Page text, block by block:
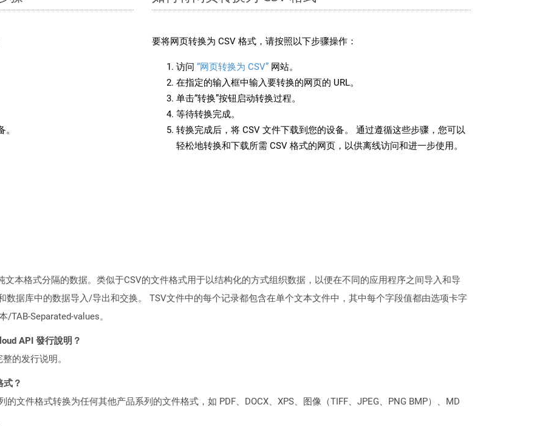
要将网页转换为 CSV 格式，请按照以下步骤操作：
访问 “网页转换为 CSV” 网站。
在指定的输入框中输入要转换的网页的 URL。
单击“转换”按钮启动转换过程。
等待转换完成。
转换完成后，将 CSV 文件下载到您的设备。 通过遵循这些步骤，您可以
轻松地转换和下载所需 CSV 格式的网页，以供离线访问和进一步使用。
本格式分隔的数据。类似于CSV的文件格式用于以结构化的方式组织数据，以便在不同的应用程序之间导入和导
数据库中的数据导入/导出和交换。 TSV文件中的每个记录都包含在单个文本文件中，其中每个字段值都由选项卡字
TAB-Separated-values。
API 發行說明？
的发行说明。
式？
文件格式转换为任何其他产品系列的文件格式，如 PDF、DOCX、XPS、图像（TIFF、JPEG、PNG BMP）、MD